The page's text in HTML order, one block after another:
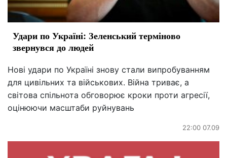
Удари по Україні: Зеленський терміново
звернувся до людей
Нові удари по Україні знову стали випробуванням
для цивільних та військових. Війна триває, а
світова спільнота обговорює кроки проти агресії,
оцінюючи масштаби руйнувань
22:00 07.09